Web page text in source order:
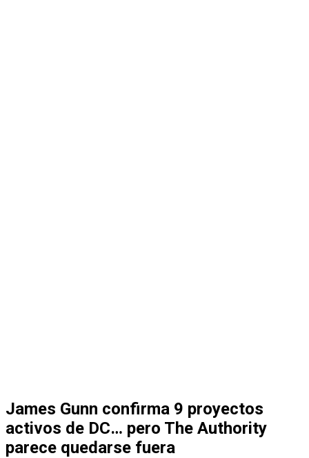
James Gunn confirma 9 proyectos
activos de DC… pero The Authority
parece quedarse fuera